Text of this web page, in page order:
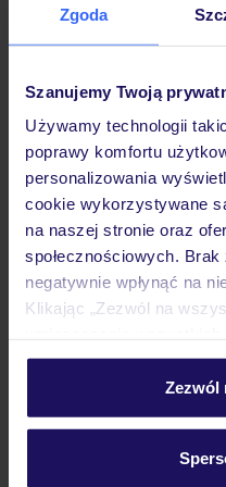
Zgoda
Szanujemy Twoją
Używamy technologii
poprawy komfortu
personalizowania
cookie wykorzystywane
na naszej stronie oraz
społecznościowych.
negatywnie wpłynąć na
Klikając „Zezwól na
personalizować swój
Szczegółowe informacje
Zezwól
Hotel
Pokoje
Wyżywienie
Atrakcje
Ważne informacje
Często zadawane